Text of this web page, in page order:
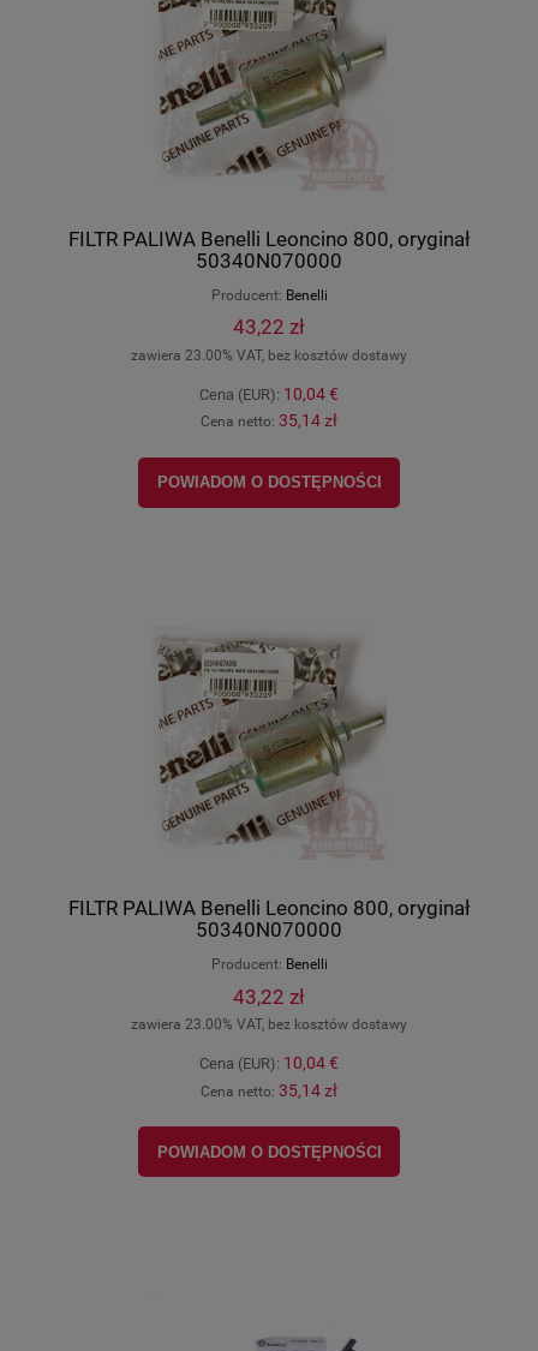
FILTR PALIWA Benelli Leoncino 800, oryginał
50340N070000
Producent: Benelli
43,22 zł
zawiera 23.00% VAT, bez kosztów dostawy
Cena (EUR): 10,04 €
Cena netto: 35,14 zł
POWIADOM O DOSTĘPNOŚCI
FILTR PALIWA Benelli Leoncino 800, oryginał
50340N070000
Producent: Benelli
43,22 zł
zawiera 23.00% VAT, bez kosztów dostawy
Cena (EUR): 10,04 €
Cena netto: 35,14 zł
POWIADOM O DOSTĘPNOŚCI